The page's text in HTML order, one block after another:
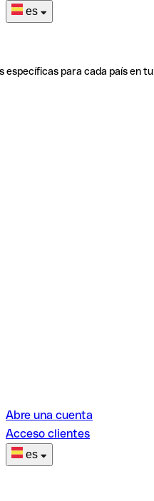
es
específicas para cada país en tu
Abre una cuenta
Acceso clientes
es